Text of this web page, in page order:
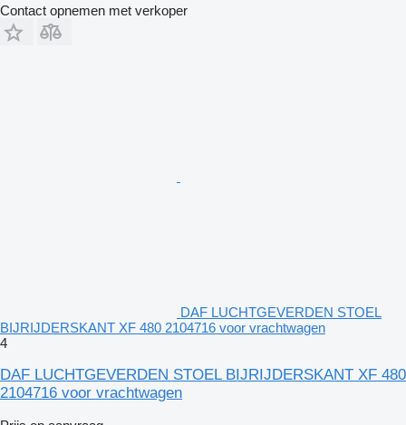
Contact opnemen met verkoper
DAF LUCHTGEVERDEN STOEL
BIJRIJDERSKANT XF 480 2104716 voor vrachtwagen
4
DAF LUCHTGEVERDEN STOEL BIJRIJDERSKANT XF 480
2104716 voor vrachtwagen